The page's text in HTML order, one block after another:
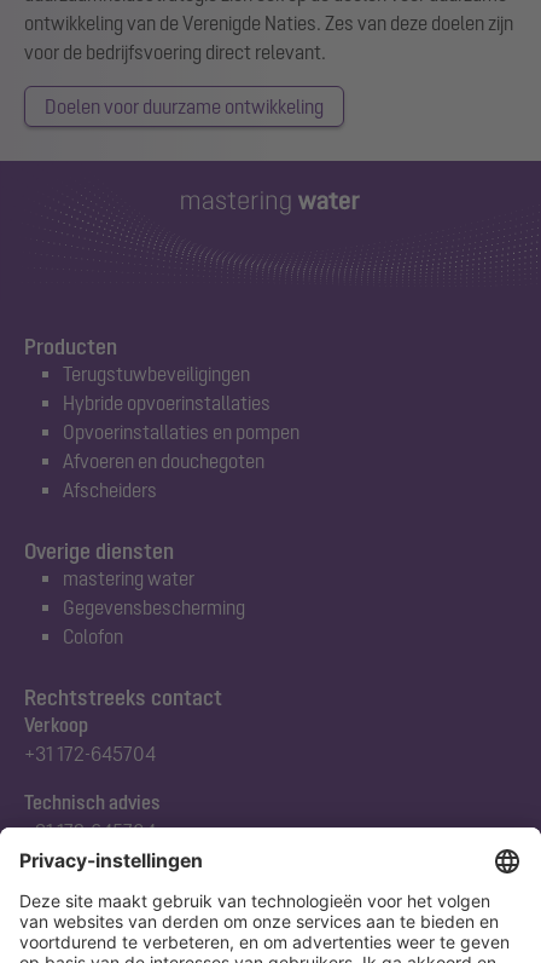
ontwikkeling van de Verenigde Naties. Zes van deze doelen zijn
voor de bedrijfsvoering direct relevant.
Doelen voor duurzame ontwikkeling
Producten
Terugstuwbeveiligingen
Hybride opvoerinstallaties
Opvoerinstallaties en pompen
Afvoeren en douchegoten
Afscheiders
Rechtstreeks contact
Verkoop
+31 172-645704
Technisch advies
+31 172-645704
Abonneert u zich op onze nieuwsbrief
Nu aanmelden
Overige diensten
mastering water
Gegevensbescherming
Colofon